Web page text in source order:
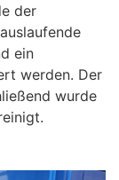
der
ein
werden. Der
wurde